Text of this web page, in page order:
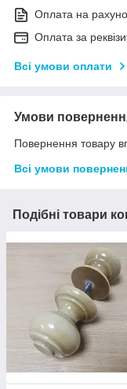
Оплата на
Оплата за
Всі умови оплати
Умови
Повернення товару
Всі умови
Подібні товари